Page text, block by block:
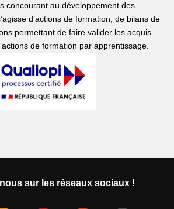
concourant au développement des
d’actions de formation, de bilans de
permettant de faire valider les acquis
de formation par apprentissage.
sur les réseaux sociaux !